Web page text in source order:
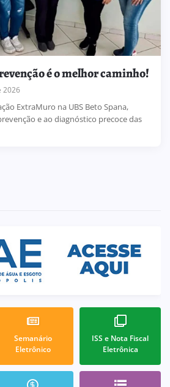
é o melhor caminho!
2026
ExtraMuro na UBS Beto Spana,
e ao diagnóstico precoce das
Semanário
Eletrônico
ISS e Nota Fiscal
Eletrônica